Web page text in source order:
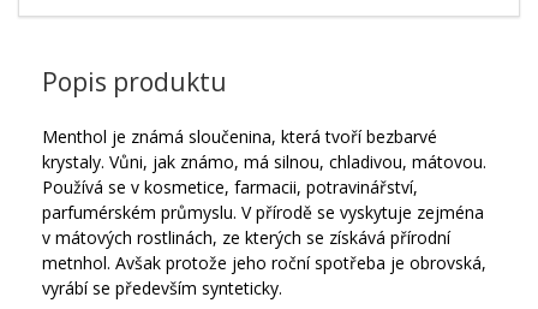
Popis produktu
Menthol je známá sloučenina, která tvoří bezbarvé
krystaly. Vůni, jak známo, má silnou, chladivou, mátovou.
Používá se v kosmetice, farmacii, potravinářství,
parfumérském průmyslu. V přírodě se vyskytuje zejména
v mátových rostlinách, ze kterých se získává přírodní
metnhol. Avšak protože jeho roční spotřeba je obrovská,
vyrábí se především synteticky.